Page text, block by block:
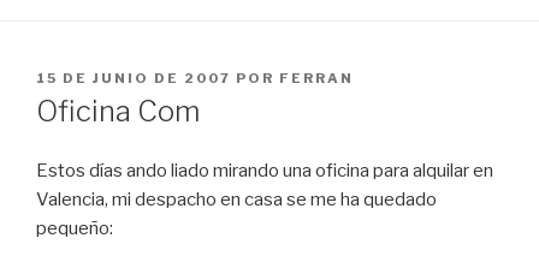
PUBLICADO
EL
15 DE JUNIO DE 2007 POR FERRAN
Oficina Com
Estos días ando liado mirando una oficina para alquilar en
Valencia, mi despacho en casa se me ha quedado
pequeño: